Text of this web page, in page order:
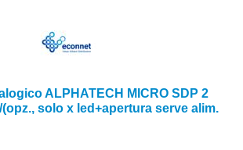
ALPHATECH MICRO SDP 2
solo x led+apertura serve alim.